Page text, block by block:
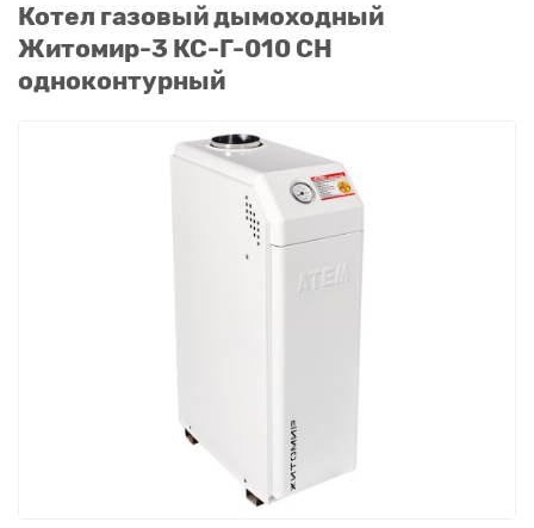
Котел газовый дымоходный
Житомир-3 КС-Г-010 СН
одноконтурный